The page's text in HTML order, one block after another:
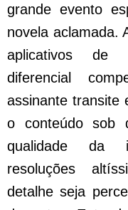
grande evento
novela aclamada.
aplicativos de
diferencial
assinante transite
o conteúdo sob
qualidade da
resoluções
detalhe seja